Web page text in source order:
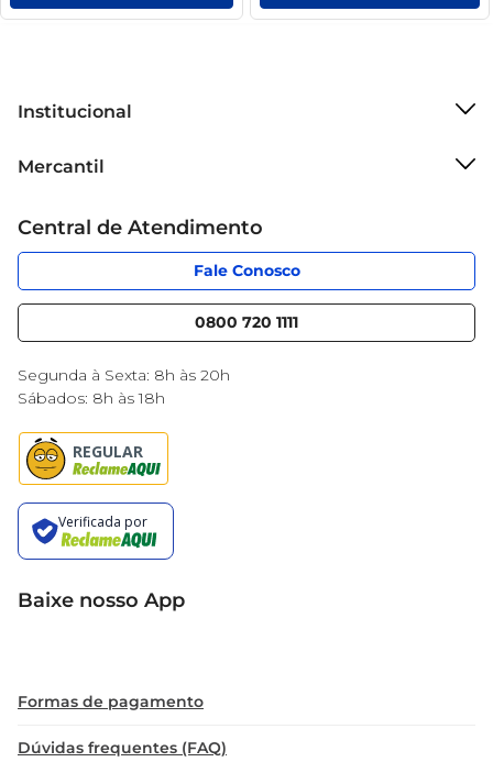
Institucional
Sobre Privacidade
Nossas lojas
Mercantil
Código de Ética
Serviços
Central de Atendimento
Fale Conosco
0800 720 1111
Segunda à Sexta: 8h às 20h
Sábados: 8h às 18h
Baixe nosso App
Formas de pagamento
Dúvidas frequentes (FAQ)